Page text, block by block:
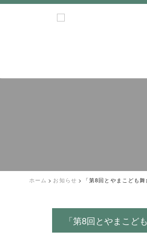
ホーム > お知らせ > 「第8回とやまこども
「第8回とやまこど